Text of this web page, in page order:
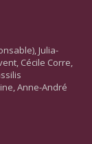
Julia-
Cécile Corre,
Anne-André